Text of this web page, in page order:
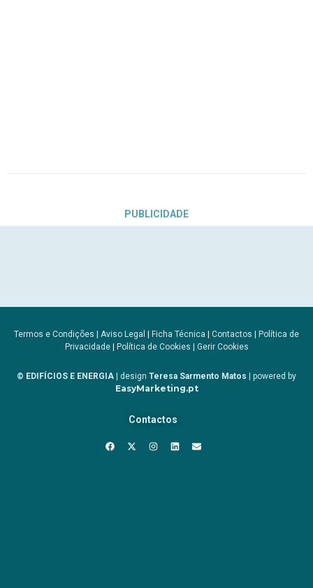
PUBLICIDADE
Termos e Condições | Aviso Legal | Ficha Técnica | Contactos | Política de
Privacidade| Política de Cookies | Gerir Cookies
© EDIFÍCIOS E ENERGIA | design Teresa Sarmento Matos | powered by
EasyMarketing.pt
Contactos